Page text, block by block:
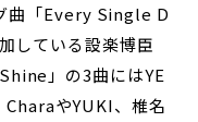
曲「Every Single D
している設楽博臣
」の3曲にはYE
やYUKI、椎名